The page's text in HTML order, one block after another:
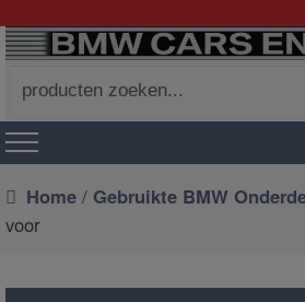
naar:
Home / Gebruikte BMW
voor